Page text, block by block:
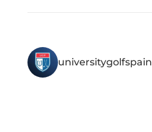
universitygolfspain